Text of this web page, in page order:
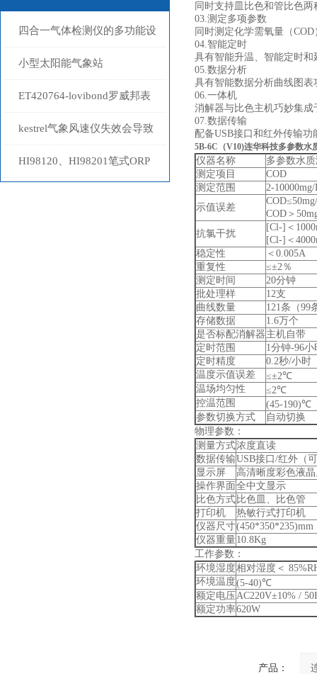
四合一气体检测仪的多功能设
计与使用优势
小型太阳能气象站
ET420764-lovibond罗威邦表
面活性剂试剂
kestrel气象风速仪失效会导致
事故，一定要注意
HI98120、HI98201笔式ORP
同时支持皿比色和管比色
03.测定多项参数
同时测定化学需氧量（
04.智能定时
具有智能升温、智能定时
05.数据分析
具有智能数据分析曲线图
06.一体机
消解器与比色主机巧妙集
07.数据传输
配备USB接口和红外传输
5B-6C（V10)连华科技多参数水
仪器名称
多参数水
测定项目
COD
测定范围
2-
示值误差
COD＞
抗氯干扰
[Cl-]＜
[Cl-]＜
稳定性
＜0.005A
重复性
≤±2％
测定时间
20分钟
批处理样
12支
曲线数量
121条（99
存储数据
1.6万个
是否标配消解器 主机自带
定时范围
1分钟-96小
定时精度
0.2秒/小时
温度示值误差
≤±2℃
温场均匀性
≤2℃
控温范围
(45-190)℃
参数切换方式
自动切换
物理参数：
测量方式浓度直读
数据传输USB接口/红外（
显示屏
高清晰度彩色液
操作界面全中文显示
比色方式 比色皿、比色管
打印机
热敏行式打印机
仪器尺寸(450*350*235)mm
仪器重量10.8Kg
工作参数：
环境湿度相对湿度＜
环境温度(5-40)℃
额定电压AC220V±10% /
额定功率620W
产品：